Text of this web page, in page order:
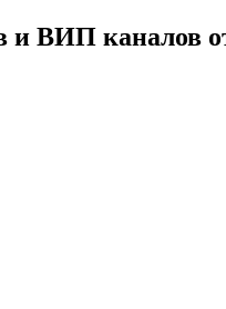
и ВИП каналов